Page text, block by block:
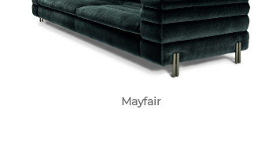
Mayfair